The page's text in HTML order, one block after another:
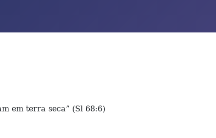
em terra seca” (Sl 68:6)